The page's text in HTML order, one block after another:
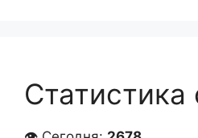
Статистика